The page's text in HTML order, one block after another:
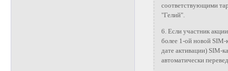
соответствующими
"Гелий".
6. Если участник
более 1-ой новой
дате активации) SIM-
автоматически